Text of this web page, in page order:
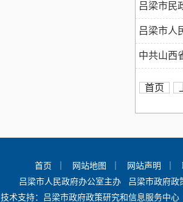
吕梁市民
吕梁市人
中共山西
首页
首页 网站地图 网站声明
吕梁市人民政府办公室主办 吕梁市政府
技术支持：吕梁市政府政策研究和信息服务中